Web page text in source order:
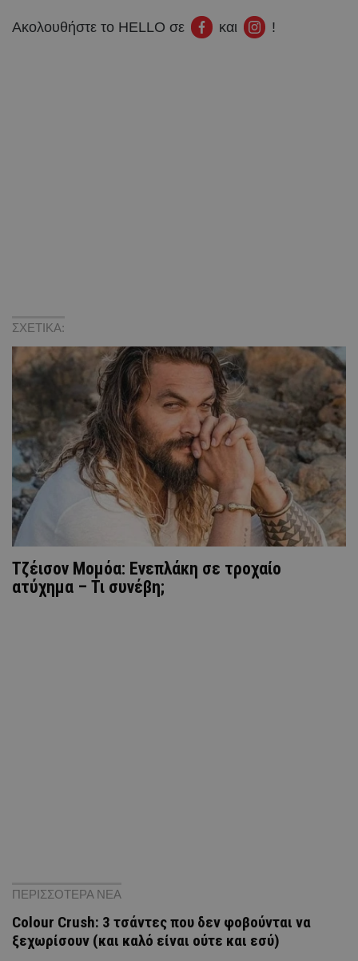
Ακολουθήστε το HELLO σε και !
ΣΧΕΤΙΚΑ:
Τζέισον Μομόα: Ενεπλάκη σε τροχαίο
ατύχημα – Τι συνέβη;
ΠΕΡΙΣΣΟΤΕΡΑ ΝΕΑ
Colour Crush: 3 τσάντες που δεν φοβούνται να
ξεχωρίσουν (και καλό είναι ούτε και εσύ)